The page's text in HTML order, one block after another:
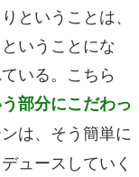
ということは、
いうことにな
いる。こちら
部分にこだわっ
は、そう簡単に
ュースしていく